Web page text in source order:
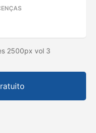
2500px vol 3